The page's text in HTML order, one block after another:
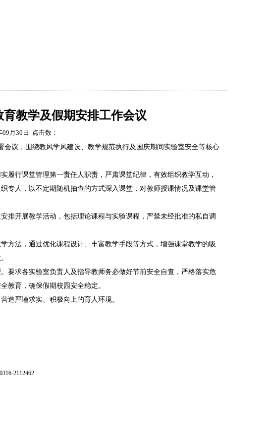
教学及假期安排工作会议
月30日 点击数：
议，围绕教风学风建设、教学规范执行及国庆期间实验室安全等核心
履行课堂管理第一责任人职责，严肃课堂纪律，有效组织教学互动，
专人，以不定期随机抽查的方式深入课堂，对教师授课情况及课堂管
排开展教学活动，包括理论课程与实验课程，严禁未经批准的私自调
方法，通过优化课程设计、丰富教学手段等方式，增强课堂教学的吸
要求各实验室负责人及指导教师务必做好节前安全自查，严格落实危
教育，确保假期校园安全稳定。
造严谨求实、积极向上的育人环境。
2112462